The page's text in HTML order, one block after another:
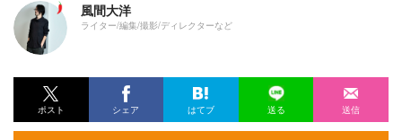
風間大洋
ライター/編集/撮影/ディレクターなど
ポスト シェア はてブ 送る 送信